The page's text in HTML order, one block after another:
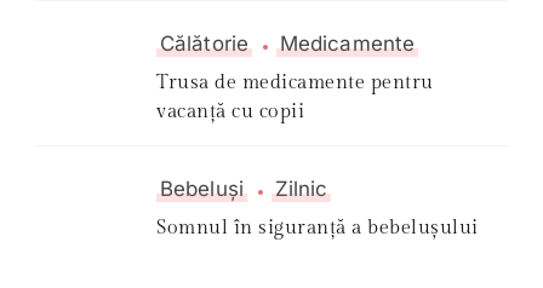
Călătorie Medicamente
Trusa de medicamente pentru
vacanță cu copii
Bebeluși Zilnic
Somnul în siguranță a bebelușului